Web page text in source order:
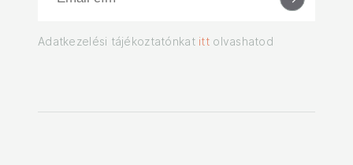
Adatkezelési tájékoztatónkat ittolvashatod